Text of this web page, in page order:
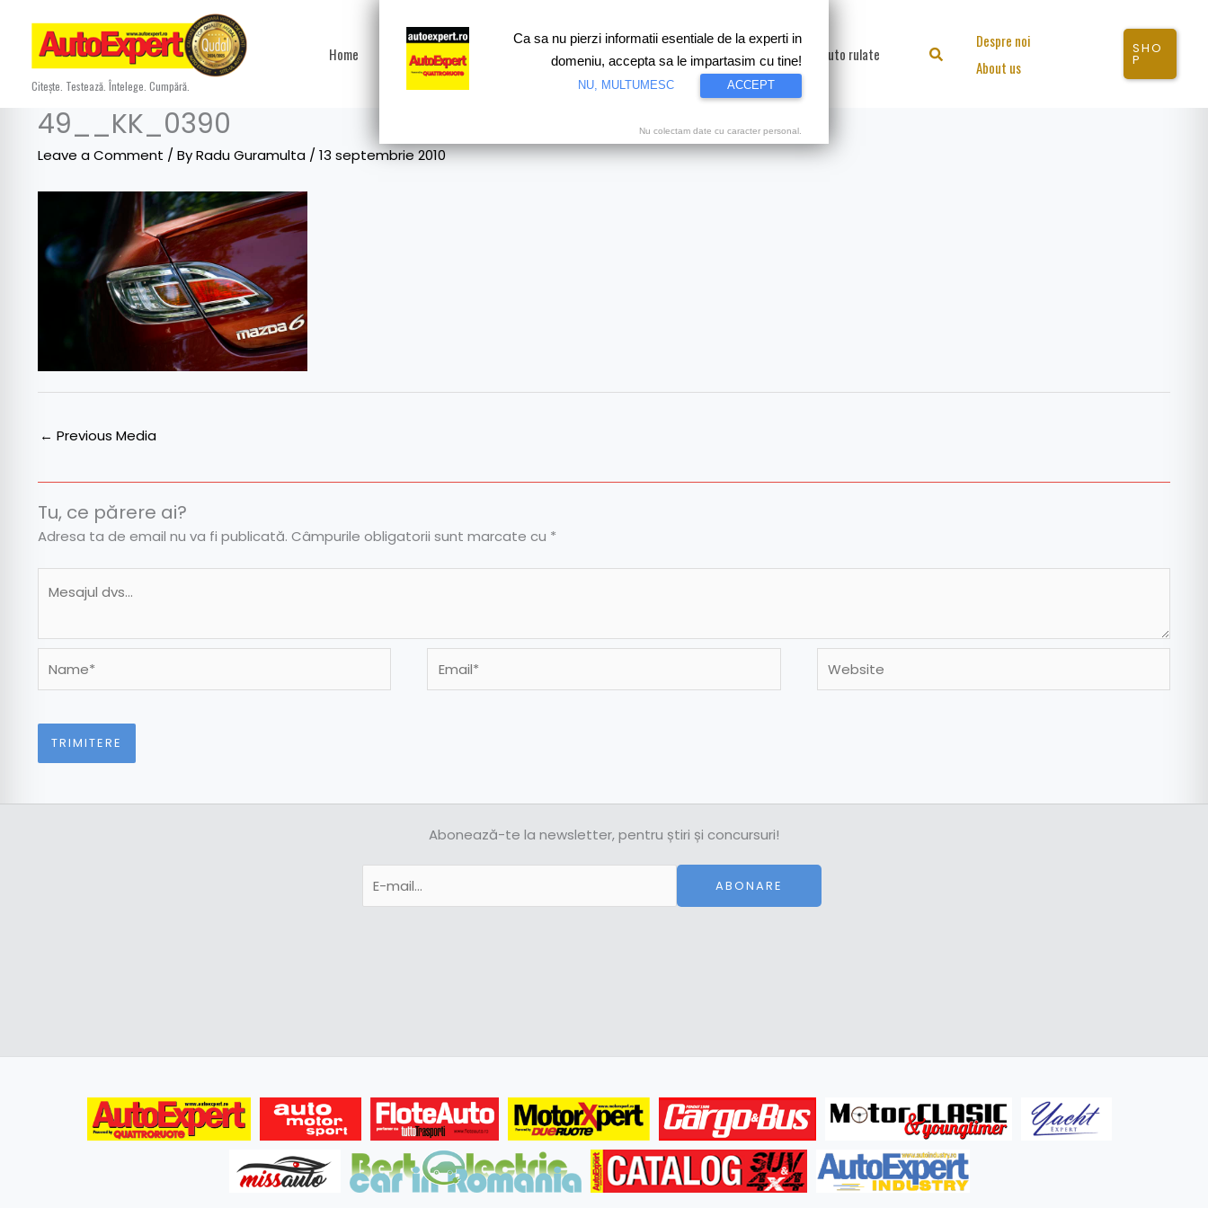
content
Citește. Testează. Întelege. Cumpără.
Home Test drive Motorsport Proiecte speciale Video Auto rulate Search
Despre noi
About us
SHO
P
49__KK_0390
Leave a Comment / ByRadu Guramulta / 13 septembrie 2010
← Previous Media
Tu, ce părere ai?
Adresa ta de email nu va fi publicată. Câmpurile obligatorii sunt marcate cu *
Abonează-te la newsletter, pentru știri și concursuri!
ABONARE
Ca sa nu pierzi informatii esentiale de la experti in
domeniu, accepta sa le impartasim cu tine!
NU, MULTUMESC ACCEPT
Nu colectam date cu caracter personal.